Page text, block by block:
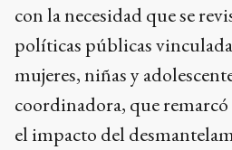
con la necesidad que se
políticas públicas
mujeres, niñas y
coordinadora, que
el impacto del